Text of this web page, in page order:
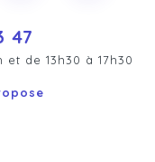
47
de 13h30 à 17h30